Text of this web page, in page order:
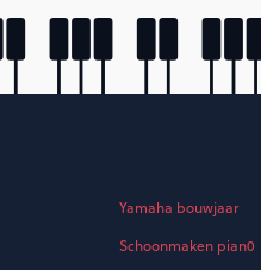
Yamaha bouwjaar
Schoonmaken pian0